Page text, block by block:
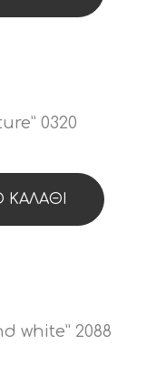
0320
white” 2088